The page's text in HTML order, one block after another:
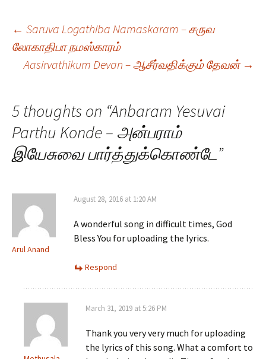
Post
navigation
← Saruva Logathiba Namaskaram – சருவ
லோகாதிபா நமஸ்காரம்
Aasirvathikum Devan – ஆசீர்வதிக்கும் தேவன் →
5 thoughts on “Anbaram Yesuvai
Parthu Konde – அன்பராம்
இயேசுவை பார்த்துக்கொண்டே”
Arul Anand
August 28, 2016 at 1:20 AM
A wonderful song in difficult times, God
Bless You for uploading the lyrics.
Respond
March 31, 2019 at 5:26 PM
Thank you very very much for uploading
the lyrics of this song. What a comfort to